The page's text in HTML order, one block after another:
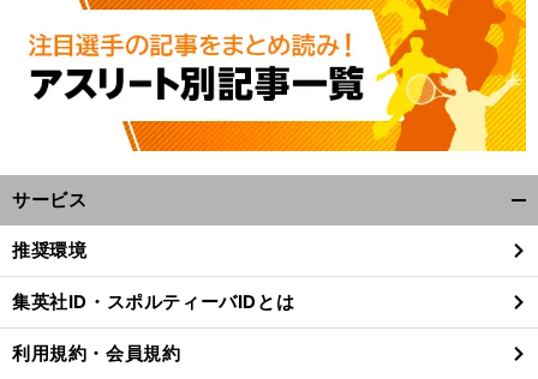
前
サービス
閉
る
推奨環境
集英社ID・スポルティーバIDとは
利用規約・会員規約